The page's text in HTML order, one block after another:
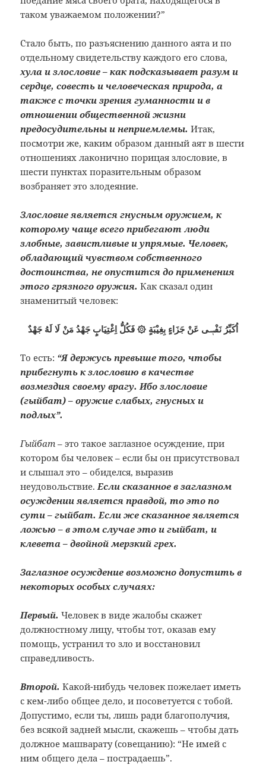
таком уважаемом положении?”
Стало быть, по разъяснению данного аята и по
отдельному свидетельству каждого его слова,
хула и злословие – как подсказывает разум и
сердце, совесть и человеческая природа, а
также с точки зрения гуманности и в
отношении общественной жизни
предосудительны и неприемлемы. Итак,
посмотри же, каким образом данный аят в шести
отношениях лаконично порицая злословие, в
шести пунктах поразительным образом
возбраняет это злодеяние.
Злословие является гнусным оружием, к
которому чаще всего прибегают люди
злобные, завистливые и упрямые. Человек,
обладающий чувством собственного
достоинства, не опустится до применения
этого грязного оружия. Как сказал один
знаменитый человек:
اُكَبِّرُ نَفْسٖى عَنْ جَزَاءٍ بِغِيْبَةٍ ۞ فَكُلُّ اِغْتِيَابٍ جَهْدُ مَنْ لَا لَهُ جَهْدٌ
То есть: “Я держусь превыше того, чтобы
прибегнуть к злословию в качестве
возмездия своему врагу. Ибо злословие
(гыйбат) – оружие слабых, гнусных и
подлых”.
Гыйбат– это такое заглазное осуждение, при
котором бы человек – если бы он присутствовал
и слышал это – обиделся, выразив
неудовольствие. Если сказанное в заглазном
осуждении является правдой, то это по
сути – гыйбат. Если же сказанное является
ложью – в этом случае это и гыйбат, и
клевета – двойной мерзкий грех.
Заглазное осуждение возможно допустить в
некоторых особых случаях:
Первый. Человек в виде жалобы скажет
должностному лицу, чтобы тот, оказав ему
помощь, устранил то зло и восстановил
справедливость.
Второй. Какой-нибудь человек пожелает иметь
с кем-либо общее дело, и посоветуется с тобой.
Допустимо, если ты, лишь ради благополучия,
без всякой задней мысли, скажешь – чтобы дать
должное машварату (совещанию): “Не имей с
ним общего дела – пострадаешь”.